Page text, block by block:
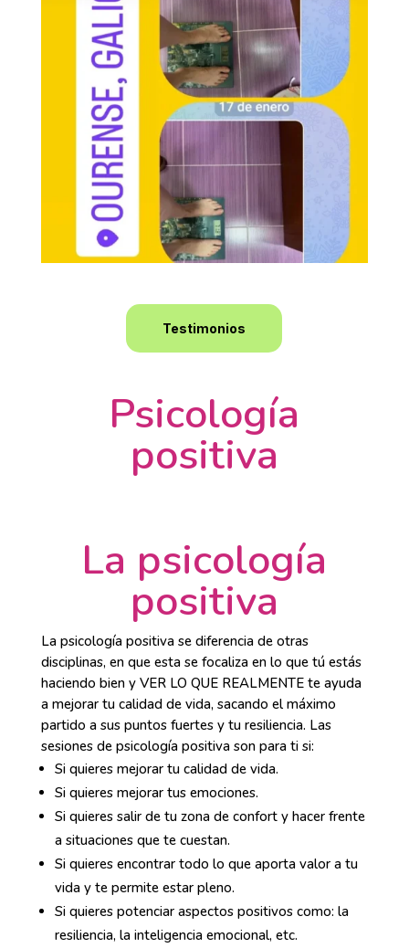
Testimonios
Psicología
positiva
La psicología
positiva
La psicología positiva se diferencia de otras
disciplinas, en que esta se focaliza en lo que tú estás
haciendo bien y VER LO QUE REALMENTE te ayuda
a mejorar tu calidad de vida, sacando el máximo
partido a sus puntos fuertes y tu resiliencia. Las
sesiones de psicología positiva son para ti si:
Si quieres mejorar tu calidad de vida.
Si quieres mejorar tus emociones.
Si quieres salir de tu zona de confort y hacer frente
a situaciones que te cuestan.
Si quieres encontrar todo lo que aporta valor a tu
vida y te permite estar pleno.
Si quieres potenciar aspectos positivos como: la
resiliencia, la inteligencia emocional, etc.